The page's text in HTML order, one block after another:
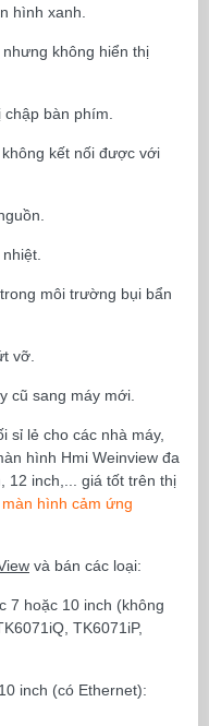
hình xanh.
không hiển thị
bàn phím.
kết nối được với
môi trường bụi bẩn
vỡ.
cũ sang máy mới.
sỉ lẻ cho các nhà máy,
hình Hmi Weinview đa
12 inch,... giá tốt trên thị
hình cảm ứng
và bán các loại:
7 hoặc 10 inch (không
TK6071iP,
inch (có Ethernet):